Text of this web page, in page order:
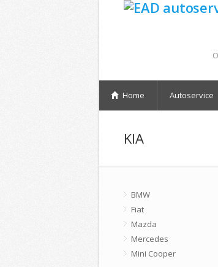
Home Autoservice
KIA
BMW
Fiat
Mazda
Mercedes
Mini Cooper